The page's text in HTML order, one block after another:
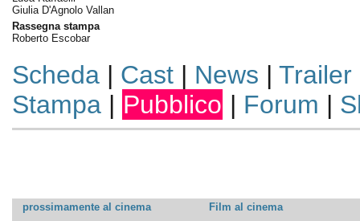
Giulia D'Agnolo Vallan
Rassegna stampa
Roberto Escobar
Scheda| Cast| News | Trailer
Stampa| Pubblico | Forum |
prossimamente al cinema
Film al cinema